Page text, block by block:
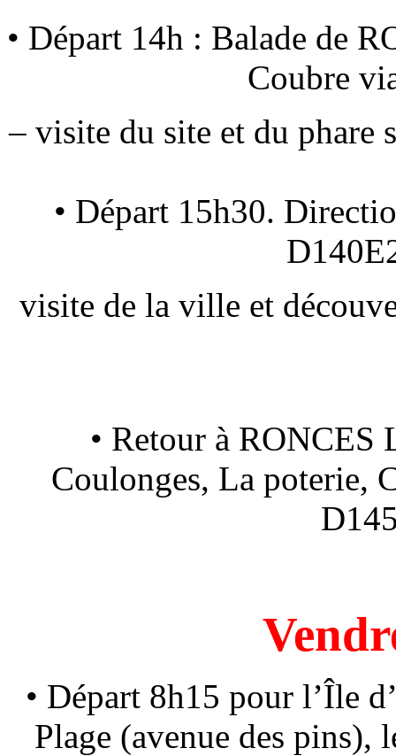
• Départ 14h : Balade de
Coubre
– visite du site et du phare
• Départ 15h30.
visite de la ville et
• Retour à RONCES
Coulonges, La poterie,
• Départ 8h15 pour l’Île
Plage (avenue des pins),